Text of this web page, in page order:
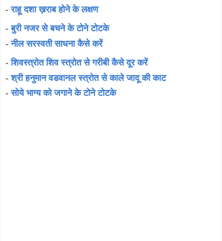
-राहू दशा ख़राब होने के लक्षण
-बुरी नजर से बचने के टोने टोटके
-नील सरस्वती साधना कैसे करें
-शिवस्त्रोत शिव स्त्रोत से गरीबी कैसे दूर करें
-श्री हनुमान वडवानल स्त्रोत से काले जादू की काट
- सोये भाग्य को जगाने के टोने टोटके